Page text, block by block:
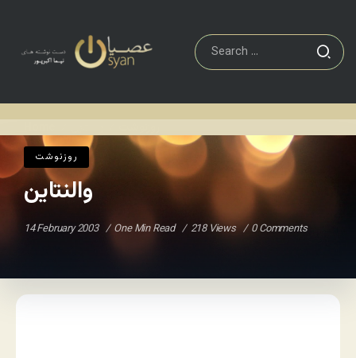
روزنوشت
والنتاین
14 February 2003 One Min Read 218 Views 0 Comments